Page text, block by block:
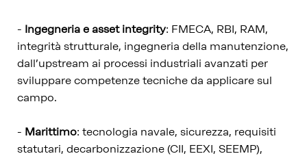
- Ingegneria e asset integrity: FMECA, RBI, RAM,
integrità strutturale, ingegneria della manutenzione,
dall’upstream ai processi industriali avanzati per
sviluppare competenze tecniche da applicare sul
campo.
- Marittimo: tecnologia navale, sicurezza, requisiti
statutari, decarbonizzazione (CII, EEXI, SEEMP),